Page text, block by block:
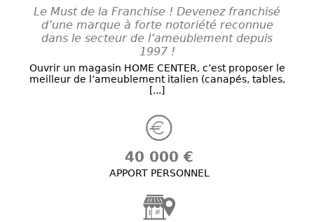
Le Must de la Franchise ! Devenez franchisé
d’une marque à forte notoriété reconnue
dans le secteur de l’ameublement depuis
1997 !
Ouvrir un magasin HOME CENTER, c’est proposer le
meilleur de l’ameublement italien (canapés, tables,
[...]
40 000 €
APPORT PERSONNEL